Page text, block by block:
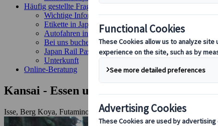
Häufig gestellte Fragen
Wichtige Informationen
Etikette in Japan
Autofahren in Japan
Bei uns buchen
Japan Rail Pass
Unterkunft
Online-Beratung
Kansai - Essen und Geschichte
Isse, Berg Koya, Futaminoura, Kashikojima, Toba, Osaka, Nara